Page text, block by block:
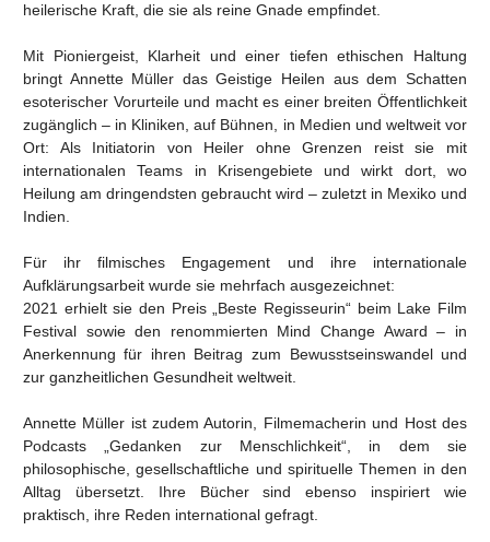
heilerische Kraft, die sie als reine Gnade empfindet.
Mit Pioniergeist, Klarheit und einer tiefen ethischen Haltung
bringt Annette Müller das Geistige Heilen aus dem Schatten
esoterischer Vorurteile und macht es einer breiten Öffentlichkeit
zugänglich – in Kliniken, auf Bühnen, in Medien und weltweit vor
Ort: Als Initiatorin von Heiler ohne Grenzen reist sie mit
internationalen Teams in Krisengebiete und wirkt dort, wo
Heilung am dringendsten gebraucht wird – zuletzt in Mexiko und
Indien.
Für ihr filmisches Engagement und ihre internationale
Aufklärungsarbeit wurde sie mehrfach ausgezeichnet:
2021 erhielt sie den Preis „Beste Regisseurin“ beim Lake Film
Festival sowie den renommierten Mind Change Award – in
Anerkennung für ihren Beitrag zum Bewusstseinswandel und
zur ganzheitlichen Gesundheit weltweit.
Annette Müller ist zudem Autorin, Filmemacherin und Host des
Podcasts „Gedanken zur Menschlichkeit“, in dem sie
philosophische, gesellschaftliche und spirituelle Themen in den
Alltag übersetzt. Ihre Bücher sind ebenso inspiriert wie
praktisch, ihre Reden international gefragt.